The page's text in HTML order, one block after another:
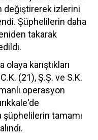
değiştirerek izlerini
Şüphelilerin daha
takarak
karıştıkları
(21), Ş.Ş. ve S.K.
operasyon
tamamı